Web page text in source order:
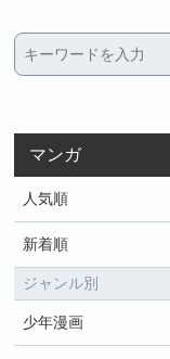
マンガ
人気順
新着順
ジャンル別
少年漫画